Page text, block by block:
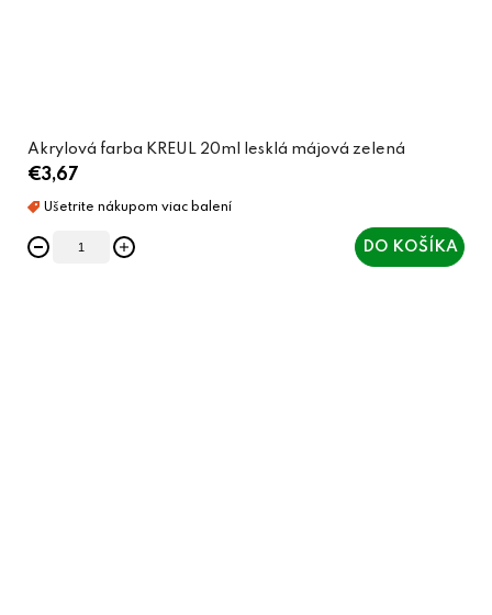
Akrylová farba KREUL 20ml lesklá májová zelená
€3,67
DO KOŠÍKA